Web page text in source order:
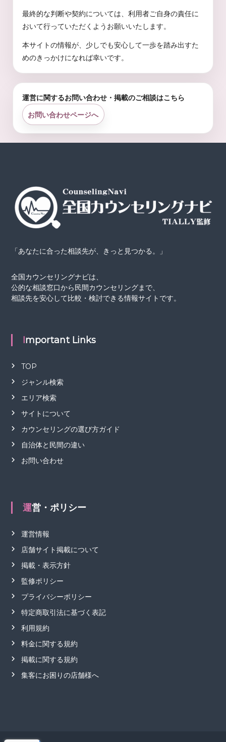
最終的な判断や契約については、利用者ご自身の責任に
おいて行っていただくようお願いいたします。
本サイトの情報が、少しでも安心して一歩を踏み出すた
めのきっかけになれば幸いです。
運営に関するお問い合わせ・掲載のご相談はこちら
お問い合わせページへ
「あなたに合った相談先が、きっと見つかる。」
全国カウンセリングナビは、
公的な相談窓口から民間カウンセリングまで、
相談先を安心して比較・検討できる情報サイトです。
Important Links
TOP
ジャンル検索
エリア検索
サイトについて
カウンセリングの選び方ガイド
自治体と民間の違い
お問い合わせ
運営・ポリシー
運営情報
店舗サイト掲載について
掲載・表示方針
監修ポリシー
プライバシーポリシー
特定商取引法に基づく表記
利用規約
料金に関する規約
掲載に関する規約
集客にお困りの店舗様へ